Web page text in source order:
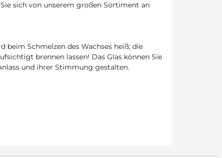
sich von unserem großen Sortiment an
Schmelzen des Wachses heiß; die
brennen lassen! Das Glas können Sie
und ihrer Stimmung gestalten.